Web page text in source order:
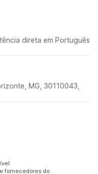
direta em Português
MG, 30110043,
fornecedores do